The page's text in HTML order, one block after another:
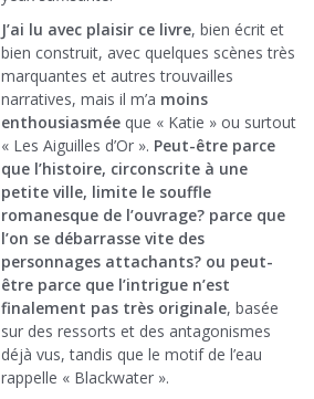
J’ai lu avec plaisir ce livre, bien écrit et
bien construit, avec quelques scènes très
marquantes et autres trouvailles
narratives, mais il m’a moins
enthousiasmée que « Katie » ou surtout
« Les Aiguilles d’Or ». Peut-être parce
que l’histoire, circonscrite à une
petite ville, limite le souffle
romanesque de l’ouvrage? parce que
l’on se débarrasse vite des
personnages attachants? ou peut-
être parce que l’intrigue n’est
finalement pas très originale, basée
sur des ressorts et des antagonismes
déjà vus, tandis que le motif de l’eau
rappelle « Blackwater ».